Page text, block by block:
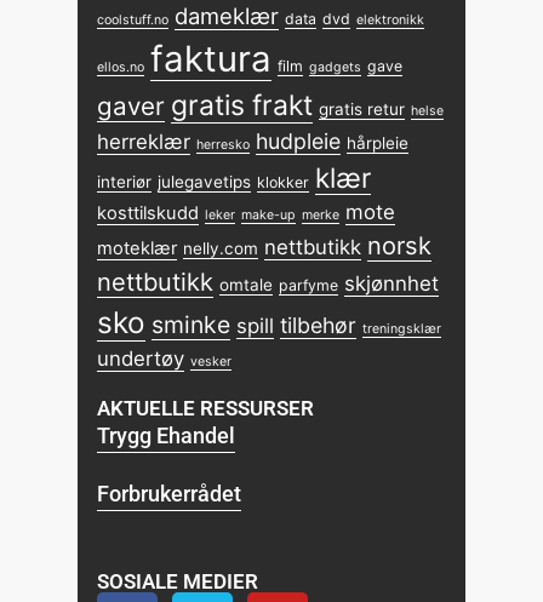
coolstuff.no dameklær data dvd elektronikk
ellos.no faktura film gadgets gave
gaver gratis frakt gratis retur helse
herreklær herresko hudpleie hårpleie
interiør julegavetips klokker klær
kosttilskudd leker make-up merke mote
moteklær nelly.com nettbutikk norsk
nettbutikk omtale parfyme skjønnhet
sko sminke spill tilbehør treningsklær
undertøy vesker
AKTUELLE RESSURSER
Trygg Ehandel
Forbrukerrådet
SOSIALE MEDIER